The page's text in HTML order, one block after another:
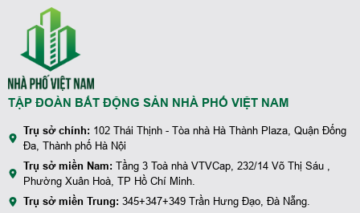
TẬP ĐOÀN BẤT ĐỘNG SẢN NHÀ PHỐ VIỆT NAM
Trụ sở chính: 102 Thái Thịnh - Tòa nhà Hà Thành Plaza, Quận Đống
Đa, Thành phố Hà Nội
Trụ sở miền Nam: Tầng 3 Toà nhà VTVCap, 232/14 Võ Thị Sáu ,
Phường Xuân Hoà, TP Hồ Chí Minh.
Trụ sở miền Trung: 345+347+349 Trần Hưng Đạo, Đà Nẵng.